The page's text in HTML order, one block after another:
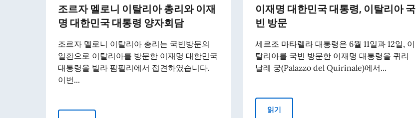
조르자 멜로니 이탈리아 총리와 이재
명 대한민국 대통령 양자회담
조르자 멜로니 이탈리아 총리는 국빈방문의
일환으로 이탈리아를 방문한 이재명 대한민국
대통령을 빌라 팜필리에서 접견하였습니다.
이번...
이재명 대한민국 대통령, 이탈리아 국
빈 방문
세르조 마타렐라 대통령은 6월 11일과 12일, 이
탈리아를 국빈 방문한 이재명 대통령을 퀴리
날레 궁(Palazzo del Quirinale)에서...
읽기이재명 대한민국 대통령, 이탈리아 국빈 방문